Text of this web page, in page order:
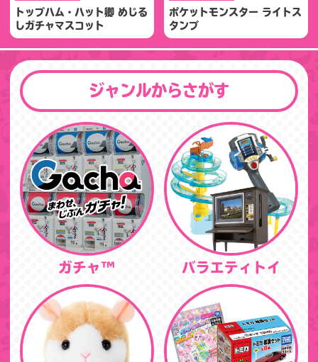
トップハム・ハット卿 めじる
しガチャマスコット
ポケットモンスター ライトス
タンプ
ジャンルからさがす
ガチャ™ バラエティトイ